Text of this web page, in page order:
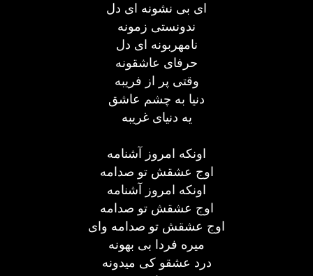
ای بی نشونه ای دل
ندونستی زمونه
نامهربونه ای دل
حرفای عاشقونه
وقتی پر از فریبه
دنیا به چشم عاشق
یه دنیای غریبه
اونکه امروز آشنامه
اوج عشقش تو صدامه
اونکه امروز آشنامه
اوج عشقش تو صدامه
اوج عشقش تو صدامه وای
میره فردا بی بهونه
درد عشقو کی میدونه